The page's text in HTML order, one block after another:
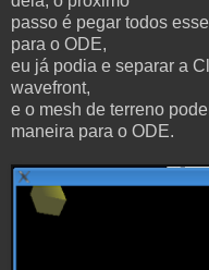
passo é pegar todos
para o ODE,
eu já podia e separar a
wavefront,
e o mesh de terreno
maneira para o ODE.